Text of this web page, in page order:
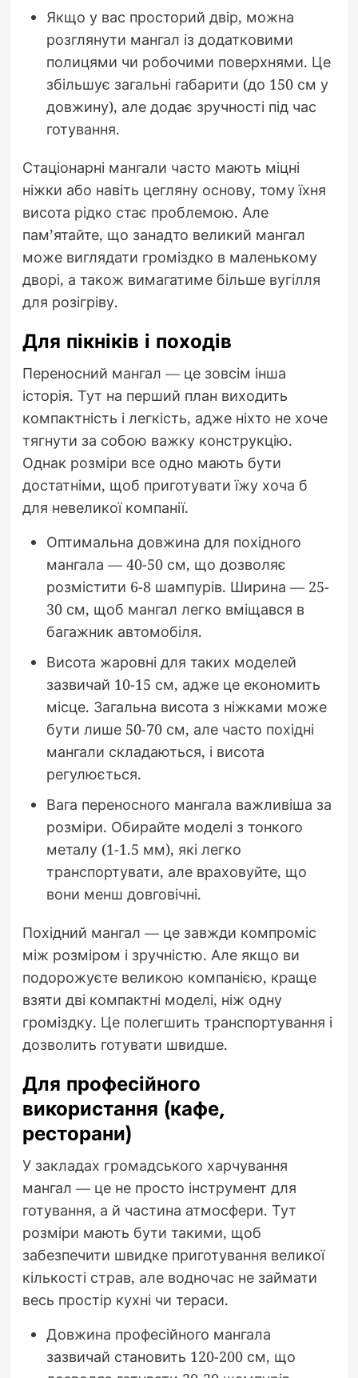
Якщо у вас просторий двір, можна
розглянути мангал із додатковими
полицями чи робочими поверхнями. Це
збільшує загальні габарити (до 150 см у
довжину), але додає зручності під час
готування.
Стаціонарні мангали часто мають міцні
ніжки або навіть цегляну основу, тому їхня
висота рідко стає проблемою. Але
пам’ятайте, що занадто великий мангал
може виглядати громіздко в маленькому
дворі, а також вимагатиме більше вугілля
для розігріву.
Для пікніків і походів
Переносний мангал — це зовсім інша
історія. Тут на перший план виходить
компактність і легкість, адже ніхто не хоче
тягнути за собою важку конструкцію.
Однак розміри все одно мають бути
достатніми, щоб приготувати їжу хоча б
для невеликої компанії.
Оптимальна довжина для похідного
мангала — 40-50 см, що дозволяє
розмістити 6-8 шампурів. Ширина — 25-
30 см, щоб мангал легко вміщався в
багажник автомобіля.
Висота жаровні для таких моделей
зазвичай 10-15 см, адже це економить
місце. Загальна висота з ніжками може
бути лише 50-70 см, але часто похідні
мангали складаються, і висота
регулюється.
Вага переносного мангала важливіша за
розміри. Обирайте моделі з тонкого
металу (1-1.5 мм), які легко
транспортувати, але враховуйте, що
вони менш довговічні.
Похідний мангал — це завжди компроміс
між розміром і зручністю. Але якщо ви
подорожуєте великою компанією, краще
взяти дві компактні моделі, ніж одну
громіздку. Це полегшить транспортування і
дозволить готувати швидше.
Для професійного
використання (кафе,
ресторани)
У закладах громадського харчування
мангал — це не просто інструмент для
готування, а й частина атмосфери. Тут
розміри мають бути такими, щоб
забезпечити швидке приготування великої
кількості страв, але водночас не займати
весь простір кухні чи тераси.
Довжина професійного мангала
зазвичай становить 120-200 см, що